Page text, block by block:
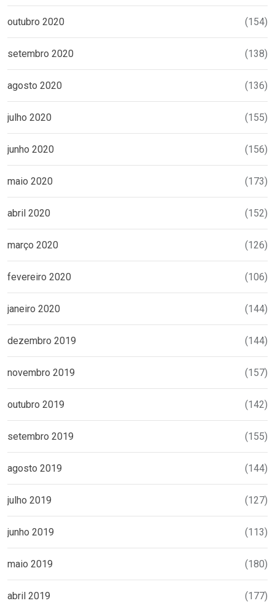
outubro 2020 (154)
setembro 2020 (138)
agosto 2020 (136)
julho 2020 (155)
junho 2020 (156)
maio 2020 (173)
abril 2020 (152)
março 2020 (126)
fevereiro 2020 (106)
janeiro 2020 (144)
dezembro 2019 (144)
novembro 2019 (157)
outubro 2019 (142)
setembro 2019 (155)
agosto 2019 (144)
julho 2019 (127)
junho 2019 (113)
maio 2019 (180)
abril 2019 (177)